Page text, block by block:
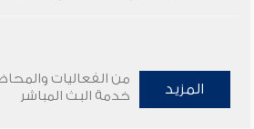
المزيد
من الفعاليات
خدمة البث المباشر